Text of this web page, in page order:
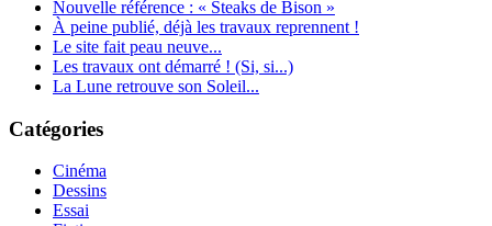
Nouvelle référence : « Steaks de Bison »
À peine publié, déjà les travaux reprennent !
Le site fait peau neuve...
Les travaux ont démarré ! (Si, si...)
La Lune retrouve son Soleil...
Catégories
Cinéma
Dessins
Essai